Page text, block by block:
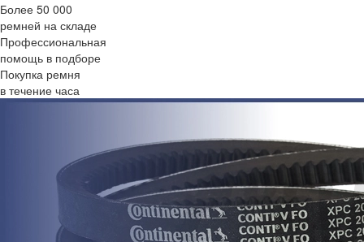
Более 50 000
ремней на складе
Профессиональная
помощь в подборе
Покупка ремня
в течение часа